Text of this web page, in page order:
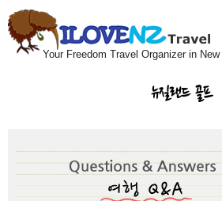
Your Freedom Travel Organizer in New
뉴질랜드 골프